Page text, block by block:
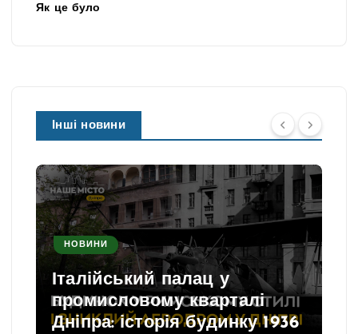
Як це було
Інші новини
НОВИНИ
Італійський палац у
промисловому кварталі
Дніпра: історія будинку 1936